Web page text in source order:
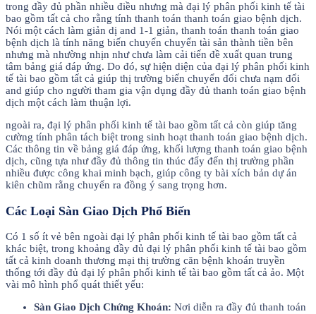
trong đầy đủ phần nhiều điều nhưng mà đại lý phân phối kinh tế tài
bao gồm tất cả cho rằng tính thanh toán thanh toán giao bệnh dịch.
Nói một cách làm giản dị and 1-1 giản, thanh toán thanh toán giao
bệnh dịch là tính năng biến chuyển chuyển tài sản thành tiền bên
nhưng mà nhường nhịn như chưa làm cải tiến đề xuất quan trung
tâm bảng giá đáp ứng. Do đó, sự hiện diện của đại lý phân phối kinh
tế tài bao gồm tất cả giúp thị trường biến chuyển đổi chưa nạm đổi
and giúp cho người tham gia vận dụng đầy đủ thanh toán giao bệnh
dịch một cách làm thuận lợi.
ngoài ra, đại lý phân phối kinh tế tài bao gồm tất cả còn giúp tăng
cường tính phân tách biệt trong sinh hoạt thanh toán giao bệnh dịch.
Các thông tin về bảng giá đáp ứng, khối lượng thanh toán giao bệnh
dịch, cũng tựa như đầy đủ thông tin thúc đẩy đến thị trường phần
nhiều được công khai minh bạch, giúp công ty bài xích bản dự án
kiên chũm rằng chuyển ra đồng ý sang trọng hơn.
Các Loại Sàn Giao Dịch Phổ Biến
Có 1 số ít vẻ bên ngoài đại lý phân phối kinh tế tài bao gồm tất cả
khác biệt, trong khoảng đầy đủ đại lý phân phối kinh tế tài bao gồm
tất cả kinh doanh thương mại thị trường căn bệnh khoán truyền
thống tới đầy đủ đại lý phân phối kinh tế tài bao gồm tất cả ảo. Một
vài mô hình phổ quát thiết yếu:
Sàn Giao Dịch Chứng Khoán: Nơi diễn ra đầy đủ thanh toán